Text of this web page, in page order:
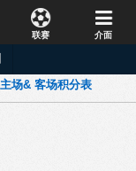
联赛 介面
主场& 客场积分表